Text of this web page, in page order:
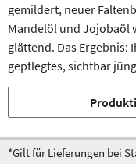
gemildert, neuer
Mandelöl und Jojobaöl
glättend. Das Ergebnis:
gepflegtes, sichtbar
*Gilt für Lieferungen bei